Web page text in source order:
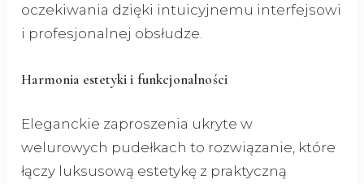
oczekiwania dzięki intuicyjnemu interfejsowi
i profesjonalnej obsłudze.
Harmonia estetyki i funkcjonalności
Eleganckie zaproszenia ukryte w
welurowych pudełkach to rozwiązanie, które
łączy luksusową estetykę z praktyczną